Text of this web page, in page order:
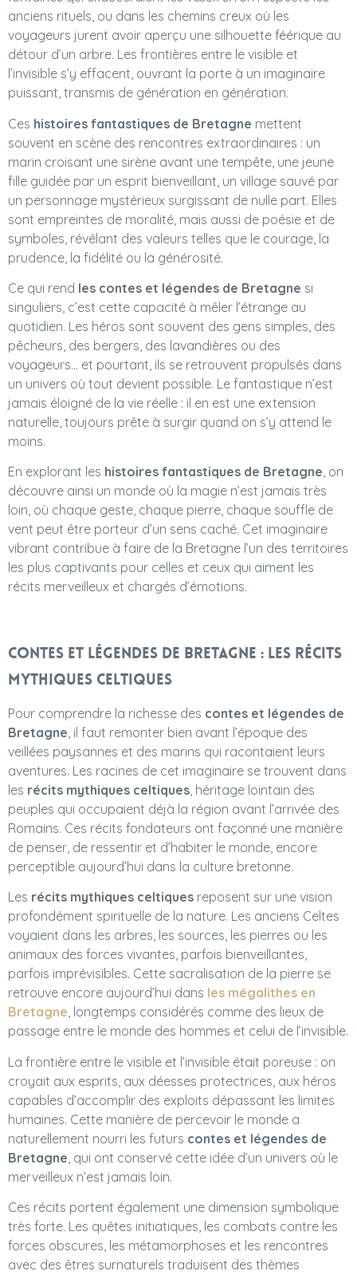
anciens rituels, ou dans les chemins creux où les
voyageurs jurent avoir aperçu une silhouette féérique au
détour d’un arbre. Les frontières entre le visible et
l’invisible s’y effacent, ouvrant la porte à un imaginaire
puissant, transmis de génération en génération.
Ces histoires fantastiques de Bretagne mettent
souvent en scène des rencontres extraordinaires : un
marin croisant une sirène avant une tempête, une jeune
fille guidée par un esprit bienveillant, un village sauvé par
un personnage mystérieux surgissant de nulle part. Elles
sont empreintes de moralité, mais aussi de poésie et de
symboles, révélant des valeurs telles que le courage, la
prudence, la fidélité ou la générosité.
Ce qui rend les contes et légendes de Bretagne si
singuliers, c’est cette capacité à mêler l’étrange au
quotidien. Les héros sont souvent des gens simples, des
pêcheurs, des bergers, des lavandières ou des
voyageurs… et pourtant, ils se retrouvent propulsés dans
un univers où tout devient possible. Le fantastique n’est
jamais éloigné de la vie réelle : il en est une extension
naturelle, toujours prête à surgir quand on s’y attend le
moins.
En explorant les histoires fantastiques de Bretagne, on
découvre ainsi un monde où la magie n’est jamais très
loin, où chaque geste, chaque pierre, chaque souffle de
vent peut être porteur d’un sens caché. Cet imaginaire
vibrant contribue à faire de la Bretagne l’un des territoires
les plus captivants pour celles et ceux qui aiment les
récits merveilleux et chargés d’émotions.
Contes et légendes de Bretagne : les récits
mythiques celtiques
Pour comprendre la richesse des contes et légendes de
Bretagne, il faut remonter bien avant l’époque des
veillées paysannes et des marins qui racontaient leurs
aventures. Les racines de cet imaginaire se trouvent dans
les récits mythiques celtiques, héritage lointain des
peuples qui occupaient déjà la région avant l’arrivée des
Romains. Ces récits fondateurs ont façonné une manière
de penser, de ressentir et d’habiter le monde, encore
perceptible aujourd’hui dans la culture bretonne.
Les récits mythiques celtiques reposent sur une vision
profondément spirituelle de la nature. Les anciens Celtes
voyaient dans les arbres, les sources, les pierres ou les
animaux des forces vivantes, parfois bienveillantes,
parfois imprévisibles. Cette sacralisation de la pierre se
retrouve encore aujourd’hui dans les mégalithes en
Bretagne, longtemps considérés comme des lieux de
passage entre le monde des hommes et celui de l’invisible.
La frontière entre le visible et l’invisible était poreuse : on
croyait aux esprits, aux déesses protectrices, aux héros
capables d’accomplir des exploits dépassant les limites
humaines. Cette manière de percevoir le monde a
naturellement nourri les futurs contes et légendes de
Bretagne , qui ont conservé cette idée d’un univers où le
merveilleux n’est jamais loin.
Ces récits portent également une dimension symbolique
très forte. Les quêtes initiatiques, les combats contre les
forces obscures, les métamorphoses et les rencontres
avec des êtres surnaturels traduisent des thèmes